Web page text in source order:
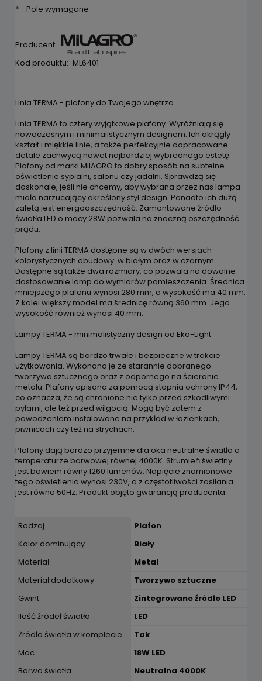
*- Pole wymagane
Producent:
Kod produktu: ML6401
Linia TERMA - plafony do Twojego wnętrza
Linia TERMA to cztery wyjątkowe plafony. Wyróżniają się
nowoczesnym i minimalistycznym designem. Ich okrągły
kształt i miękkie linie, a także perfekcyjnie dopracowane
detale zachwycą nawet najbardziej wybrednego estetę.
Plafony od marki MilAGRO to dobry sposób na subtelne
oświetlenie sypialni, salonu czy jadalni. Sprawdzą się
doskonale, jeśli nie chcemy, aby wybrana przez nas lampa
miała narzucający określony styl design. Ponadto ich dużą
zaletą jest energooszczędność. Zamontowane źródło
światła LED o mocy 28W pozwala na znaczną oszczędność
prądu.
Plafony z linii TERMA dostępne są w dwóch wersjach
kolorystycznych obudowy: w białym oraz w czarnym.
Dostępne są także dwa rozmiary, co pozwala na dowolne
dostosowanie lamp do wymiarów pomieszczenia. Średnica
mniejszego plafonu wynosi 280 mm, a wysokość ma 40 mm.
Z kolei większy model ma średnicę równą 360 mm. Jego
wysokość również wynosi 40 mm.
Lampy TERMA - minimalistyczny design od Eko-Light
Lampy TERMA są bardzo trwałe i bezpieczne w trakcie
użytkowania. Wykonano je ze starannie dobranego
tworzywa sztucznego oraz z odpornego na ścieranie
metalu. Plafony opisano za pomocą stopnia ochrony IP44,
co oznacza, że są chronione nie tylko przed szkodliwymi
pyłami, ale też przed wilgocią. Mogą być zatem z
powodzeniem instalowane na przykład w łazienkach,
piwnicach czy też na strychach.
Plafony dają bardzo przyjemne dla oka neutralne światło o
temperaturze barwowej równej 4000K. Strumień świetlny
jest bowiem równy 1260 lumenów. Napięcie znamionowe
tego oświetlenia wynosi 230V, a z częstotliwości zasilania
jest równa 50Hz. Produkt objęto gwarancją producenta.
Rodzaj
Plafon
Kolor dominujący
Biały
Materiał
Metal
Materiał dodatkowy
Tworzywo sztuczne
Gwint
Zintegrowane źródło LED
Ilość źródeł światła
LED
Żródło światła w komplecie
Tak
Moc
18W LED
Barwa światła
Neutralna 4000K